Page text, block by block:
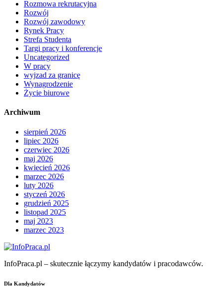
Rozmowa rekrutacyjna
Rozwój
Rozwój zawodowy
Rynek Pracy
Strefa Studenta
Targi pracy i konferencje
Uncategorized
W pracy
wyjzad za granicę
Wynagrodzenie
Życie biurowe
Archiwum
sierpień 2026
lipiec 2026
czerwiec 2026
maj 2026
kwiecień 2026
marzec 2026
luty 2026
styczeń 2026
grudzień 2025
listopad 2025
maj 2023
marzec 2023
InfoPraca.pl – skutecznie łączymy kandydatów i pracodawców.
Dla Kandydatów